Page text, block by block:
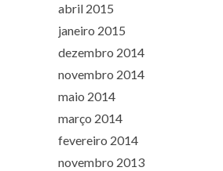
abril 2015
janeiro 2015
dezembro 2014
novembro 2014
maio 2014
março 2014
fevereiro 2014
novembro 2013